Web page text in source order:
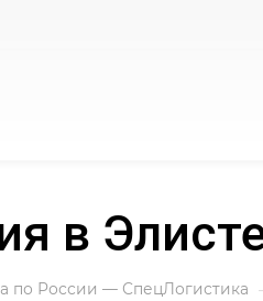
в
по России — СпецЛогистика